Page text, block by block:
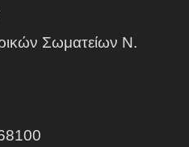
Σωματείων Ν.